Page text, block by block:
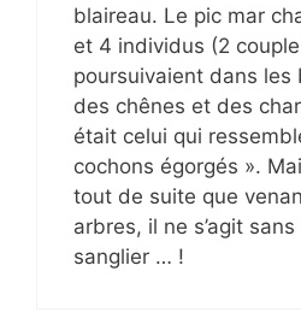
blaireau. Le pic mar
et 4 individus (2
poursuivaient dans les
des chênes et des
était celui qui
cochons égorgés ».
tout de suite que
arbres, il ne s’agit
sanglier … !